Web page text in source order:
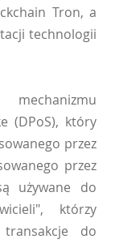
Tron, a
technologii
(DPoS), który
przez
przez
używane do
którzy
do